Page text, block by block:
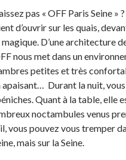
pas « OFF Paris Seine » ?
d’ouvrir sur les quais,
D’une architecture
nous met dans un
petites et très
apaisant… Durant la nuit,
Quant à la table, elle
noctambules venus
vous pouvez vous tremper
mais sur la Seine.